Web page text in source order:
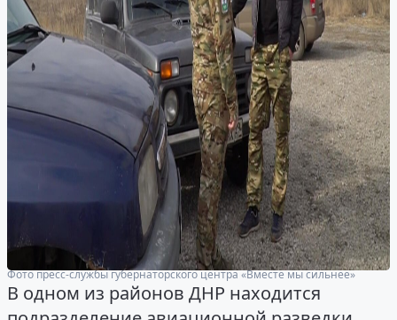
Фото пресс-службы губернаторского центра «Вместе мы сильнее»
В одном из районов ДНР находится